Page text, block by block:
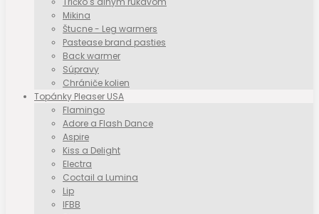
Mikina
Štucne - Leg warmers
Pastease brand pasties
Back warmer
Súpravy
Chrániče kolien
Topánky Pleaser USA
Flamingo
Adore a Flash Dance
Aspire
Kiss a Delight
Electra
Coctail a Lumina
Lip
IFBB